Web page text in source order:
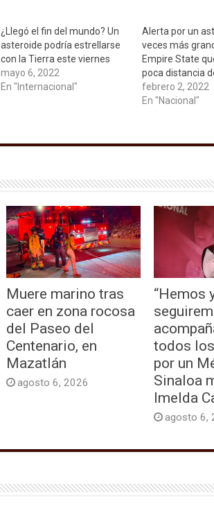
¿Llegó el fin del mundo? Un
asteroide podría estrellarse
con la Tierra este viernes
mayo 6, 2022
En "Internacional"
Alerta por un
veces más
Empire State
poca distancia
febrero 2, 2022
En "Nacional"
Muere marino tras
caer en zona rocosa
del Paseo del
Centenario, en
Mazatlán
agosto 6, 2026
“Hemos
todos
por un
Sinaloa
Imelda
agosto 6,